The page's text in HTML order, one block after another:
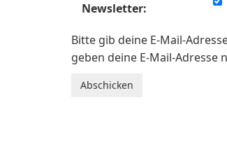
Newsletter:
Bitte gib deine E-Mail-
geben deine E-Mail-Adresse